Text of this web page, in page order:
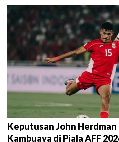
Keputusan John Herdman
Kambuaya di Piala AFF